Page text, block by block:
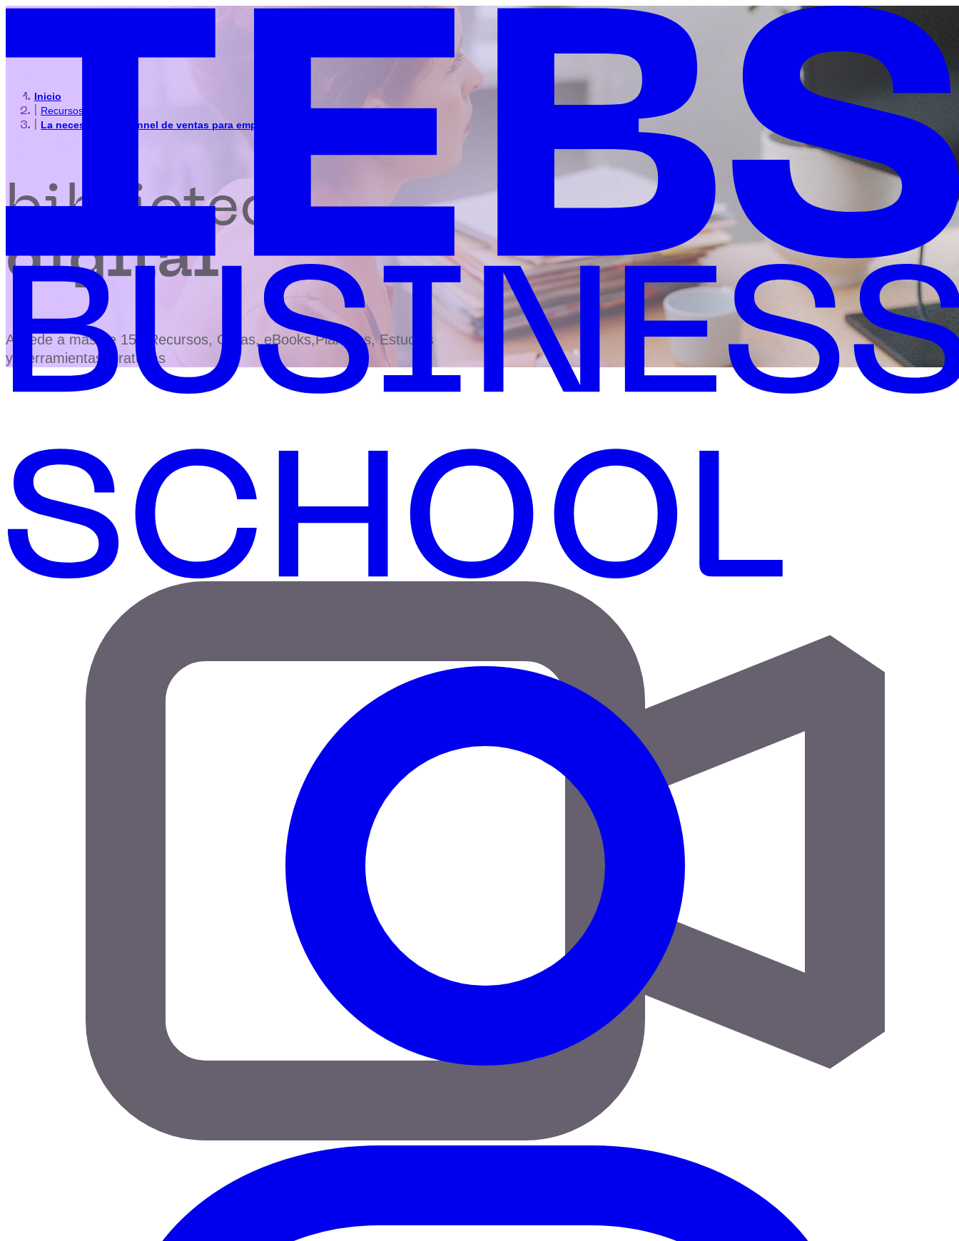
Inicio
Recursos
La necesidad del funnel de ventas para empresas en todo tipo de sectores
biblioteca
digital
Accede a más de 150 Recursos, Guías, eBooks,Plantillas, Estudios
y Herramientas Gratuitas